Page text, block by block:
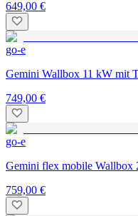
649,00 €
go-e
Gemini Wallbox 11 kW mit
749,00 €
go-e
Gemini flex mobile Wallbox
759,00 €